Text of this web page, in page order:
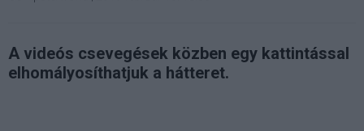
A videós csevegések közben egy kattintással
elhomályosíthatjuk a hátteret.